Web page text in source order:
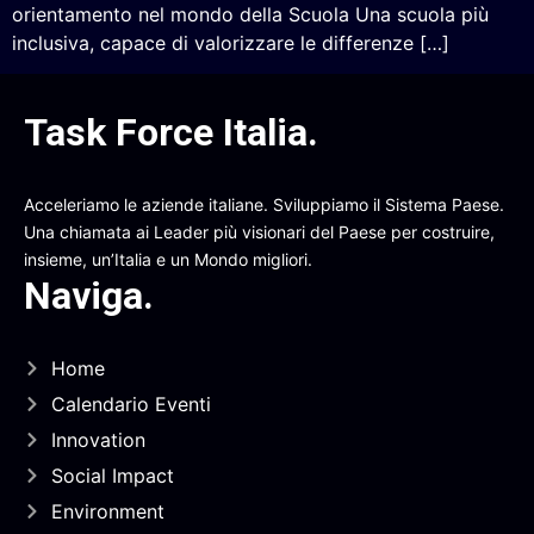
orientamento nel mondo della Scuola Una scuola più
inclusiva, capace di valorizzare le differenze […]
Task Force Italia.
Acceleriamo le aziende italiane. Sviluppiamo il Sistema Paese.
Una chiamata ai Leader più visionari del Paese per costruire,
insieme, un’Italia e un Mondo migliori.
Naviga.
Home
Calendario Eventi
Innovation
Social Impact
Environment